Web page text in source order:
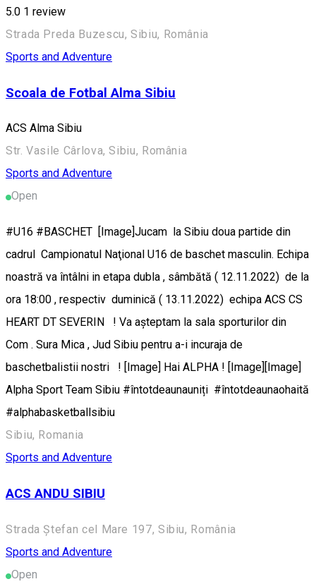
5.0 1 review
Strada Preda Buzescu, Sibiu, România
Sports and Adventure
Scoala de Fotbal Alma Sibiu
ACS Alma Sibiu
Str. Vasile Cârlova, Sibiu, România
Sports and Adventure
Open
#U16 #BASCHET [Image]Jucam la Sibiu doua partide din
cadrul Campionatul Naţional U16 de baschet masculin. Echipa
noastră va întâlni in etapa dubla , sâmbătă ( 12.11.2022) de la
ora 18:00 , respectiv duminică ( 13.11.2022) echipa ACS CS
HEART DT SEVERIN ! Va așteptam la sala sporturilor din
Com . Sura Mica , Jud Sibiu pentru a-i incuraja de
baschetbalistii nostri ! [Image] Hai ALPHA ! [Image][Image]
Alpha Sport Team Sibiu #întotdeaunauniți #întotdeaunaohaită
#alphabasketballsibiu
Sibiu, Romania
Sports and Adventure
ACS ANDU SIBIU
Strada Ștefan cel Mare 197, Sibiu, România
Sports and Adventure
Open